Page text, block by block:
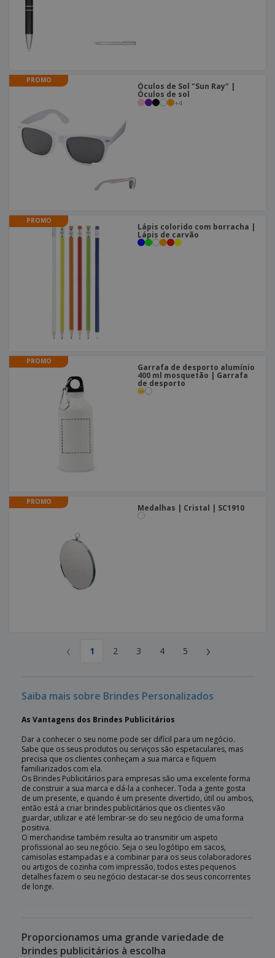
PROMO
Óculos de Sol "Sun Ray" |
Óculos de sol
+4
PROMO
Lápis colorido com borracha |
Lápis de carvão
PROMO
Garrafa de desporto alumínio
400 ml mosquetão | Garrafa
de desporto
PROMO
Medalhas | Cristal | SC1910
‹ 1 2 3 4 5 ›
Saiba mais sobre Brindes Personalizados
As Vantagens dos Brindes Publicitários
Dar a conhecer o seu nome pode ser difícil para um negócio.
Sabe que os seus produtos ou serviços são espetaculares, mas
precisa que os clientes conheçam a sua marca e fiquem
familiarizados com ela.
Os Brindes Publicitários para empresas são uma excelente forma
de construir a sua marca e dá-la a conhecer. Toda a gente gosta
de um presente, e quando é um presente divertido, útil ou ambos,
então está a criar brindes publicitários que os clientes vão
guardar, utilizar e até lembrar-se do seu negócio de uma forma
positiva.
O merchandise também resulta ao transmitir um aspeto
profissional ao seu negócio. Seja o seu logótipo em sacos,
camisolas estampadas e a combinar para os seus colaboradores
ou artigos de cozinha com impressão, todos estes pequenos
detalhes fazem o seu negócio destacar-se dos seus concorrentes
de longe.
Proporcionamos uma grande variedade de
brindes publicitários à escolha